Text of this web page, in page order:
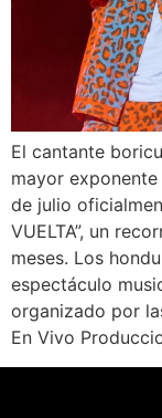
El cantante
mayor
de julio
VUELTA”, un
meses. Los
espectáculo
organizado por
En Vivo